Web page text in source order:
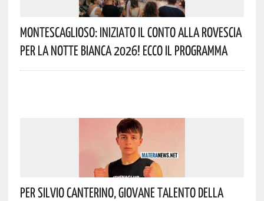
Montescaglioso: Iniziato Il Conto Alla Rovescia
Per La Notte Bianca 2026! Ecco Il Programma
Per Silvio Canterino, Giovane Talento Della